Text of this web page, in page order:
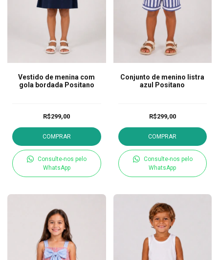
Vestido de menina com
gola bordada Positano
R$299,00
COMPRAR
Consulte-nos pelo
WhatsApp
Conjunto de menino listra
azul Positano
R$299,00
COMPRAR
Consulte-nos pelo
WhatsApp